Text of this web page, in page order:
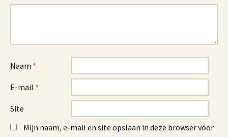
Naam *
E-mail *
Site
Mijn naam, e-mail en site opslaan in deze browser voor